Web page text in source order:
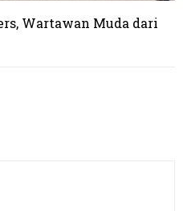
Wartawan Muda dari